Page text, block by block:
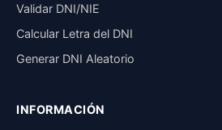
Validar DNI/NIE
Calcular Letra del DNI
Generar DNI Aleatorio
INFORMACIÓN